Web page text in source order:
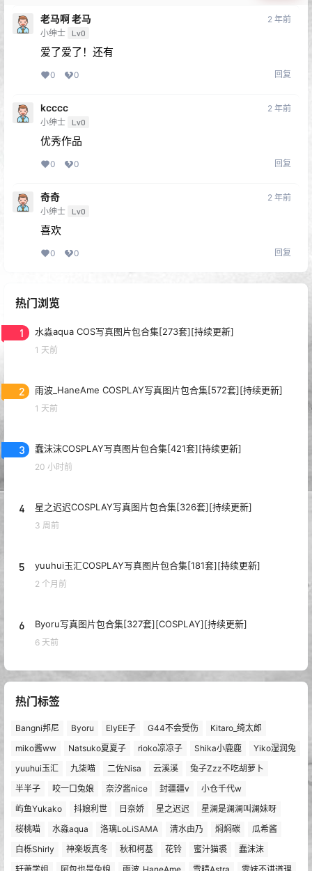
老马啊 老马
小绅士 Lv0
2 年前
爱了爱了！还有
0 0 回复
kcccc
小绅士 Lv0
2 年前
优秀作品
0 0 回复
奇奇
小绅士 Lv0
2 年前
喜欢
0 0 回复
热门浏览
1 水淼aqua COS写真图片包合集[273套][持续更新]
1 天前
2 雨波_HaneAme COSPLAY写真图片包合集[572套][持续更新]
1 天前
3 蠢沫沫COSPLAY写真图片包合集[421套][持续更新]
20 小时前
4 星之迟迟COSPLAY写真图片包合集[326套][持续更新]
3 周前
5 yuuhui玉汇COSPLAY写真图片包合集[181套][持续更新]
2 个月前
6 Byoru写真图片包合集[327套][COSPLAY][持续更新]
6 天前
热门标签
Bangni邦尼 Byoru ElyEE子 G44不会受伤
Kitaro_绮太郎
miko酱ww
Natsuko夏夏子 rioko凉凉子 Shika小鹿鹿
Yiko湿润兔
yuuhui玉汇
九柒喵 二佐Nisa 云溪溪
兔子Zzz不吃胡萝卜
半半子
咬一口兔娘 奈汐酱nice 封疆疆v
小仓千代w
屿鱼Yukako
抖娘利世 日奈娇 星之迟迟
星澜是澜澜叫澜妹呀
桜桃喵
水淼aqua 洛璃LoLiSAMA 清水由乃 焖焖碳
瓜希酱
白栎Shirly
神楽坂真冬 秋和柯基 花铃 蜜汁猫裘
蠢沫沫